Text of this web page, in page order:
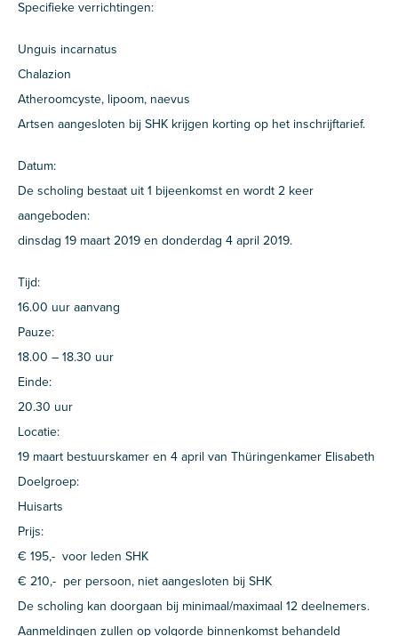
Specifieke verrichtingen:
Unguis incarnatus
Chalazion
Atheroomcyste, lipoom, naevus
Artsen aangesloten bij SHK krijgen korting op het inschrijftarief.
Datum:
De scholing bestaat uit 1 bijeenkomst en wordt 2 keer
aangeboden:
dinsdag 19 maart 2019 en donderdag 4 april 2019.
Tijd:
16.00 uur aanvang
Pauze:
18.00 – 18.30 uur
Einde:
20.30 uur
Locatie:
19 maart bestuurskamer en 4 april van Thüringenkamer Elisabeth
Doelgroep:
Huisarts
Prijs:
€ 195,- voor leden SHK
€ 210,- per persoon, niet aangesloten bij SHK
De scholing kan doorgaan bij minimaal/maximaal 12 deelnemers.
Aanmeldingen zullen op volgorde binnenkomst behandeld